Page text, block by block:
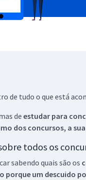
de tudo o que está
de estudar para
dosconcursos, a
todos os
sabendo quais são os
um descuido